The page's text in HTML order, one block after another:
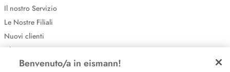
Il nostro Servizio
Le Nostre Filiali
Nuovi clienti
Chi Siamo
Benvenuto/a in eismann!